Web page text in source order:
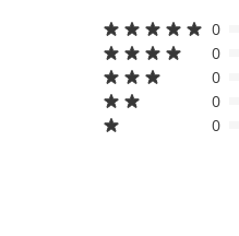
0
0
0
0
0